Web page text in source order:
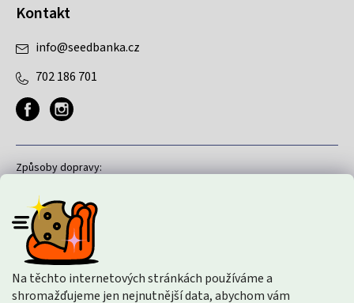
Na těchto internetových stránkách používáme a
shromažďujeme jen nejnutnější data, abychom vám
Kontakt
info@seedbanka.cz
702 186 701
Způsoby dopravy:
Způsoby platby: